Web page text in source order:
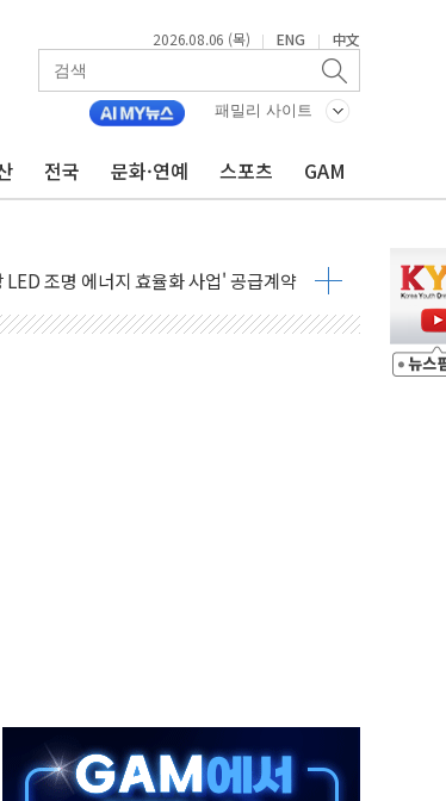
2026.08.06 (목) | ENG | 中文
패밀리 사이트
전국 문화·연예 스포츠 GAM
파
K-뷰티 공급
책 확대
지정형' 과제 선정
객 대상 이벤트 실시
ETF' 관련 피고발
용설명회 'KIS Chat in Seoul' 개최
당 149엔 전망 外
강화... 산불합동대응센터 구축
래 조직 강세인 충청·PK서 선방"
낙점…북항에 짓는다
억 재산 피해
해 이어 국내 항공사 1위